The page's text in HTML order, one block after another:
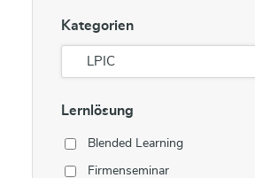
Kategorien
Lernlösung
Blended Learning
Firmenseminar